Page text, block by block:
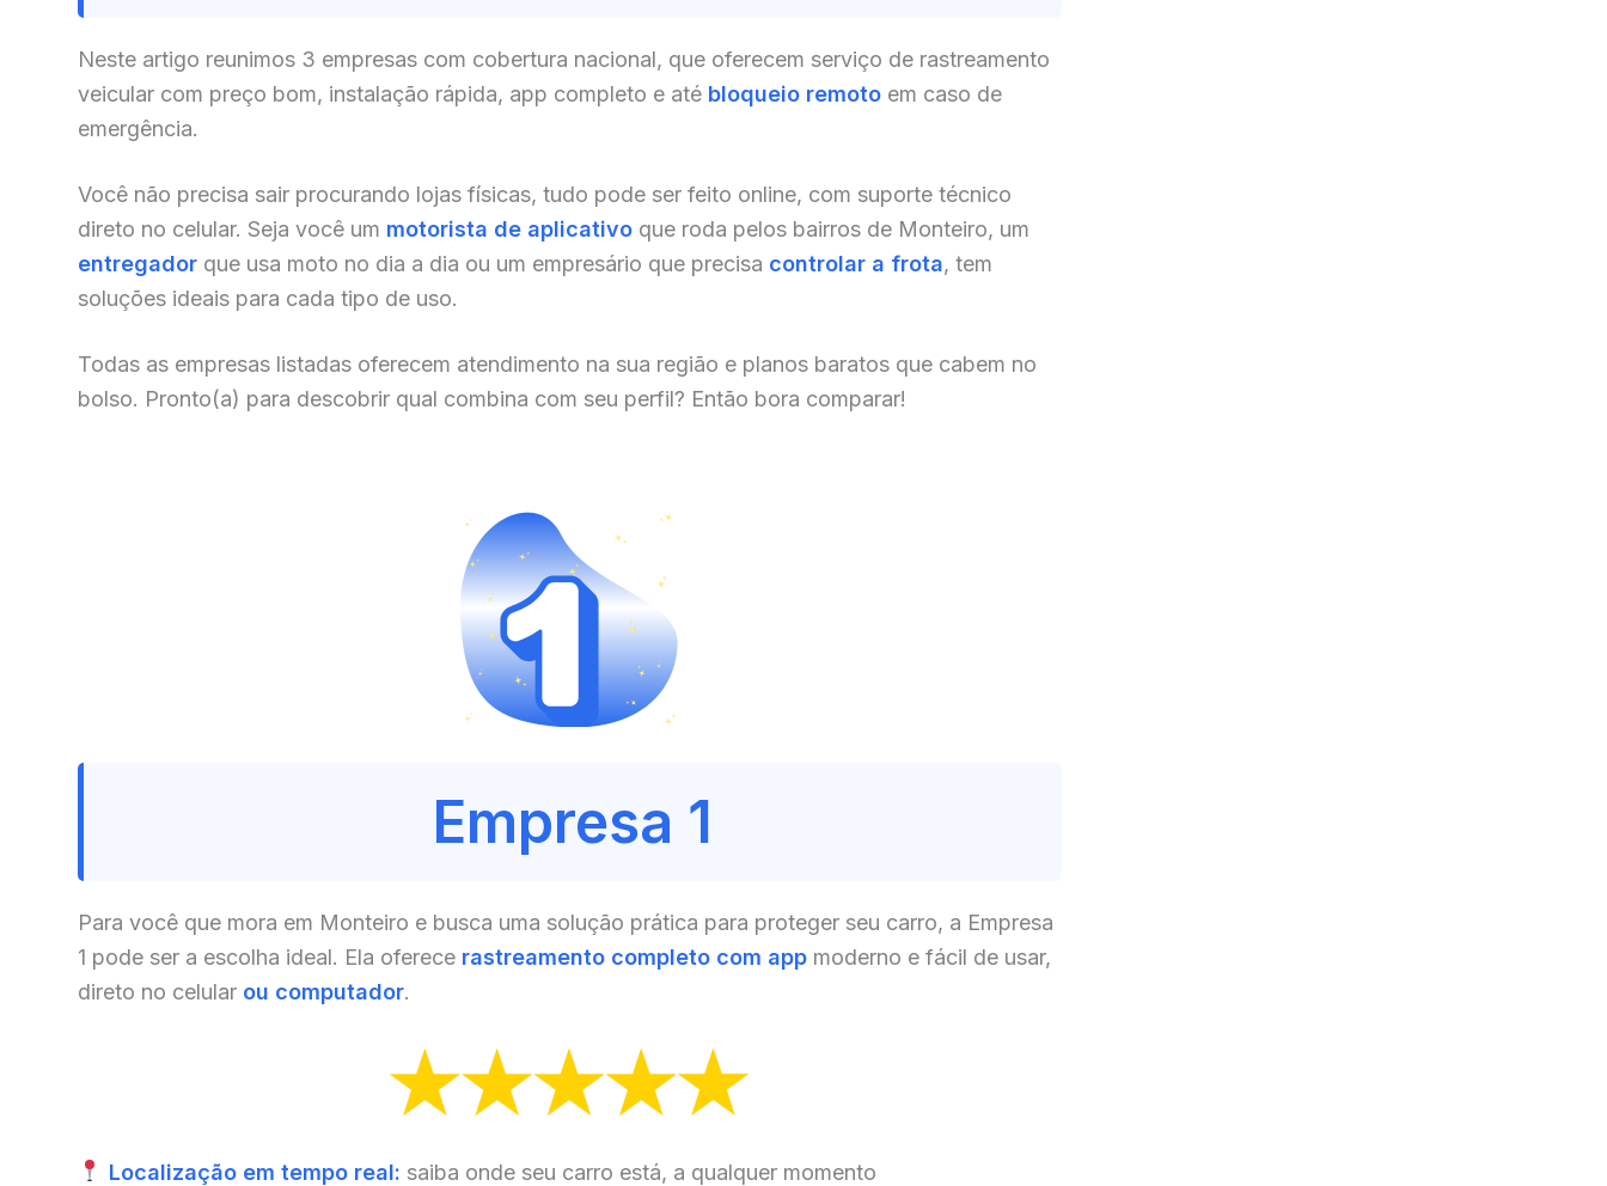
Neste artigo reunimos 3 empresas com cobertura nacional, que oferecem serviço de rastreamento
veicular com preço bom, instalação rápida, app completo e até bloqueio remoto em caso de
emergência.
Você não precisa sair procurando lojas físicas, tudo pode ser feito online, com suporte técnico
direto no celular. Seja você um motorista de aplicativo que roda pelos bairros de Monteiro, um
entregador que usa moto no dia a dia ou um empresário que precisa controlar a frota, tem
soluções ideais para cada tipo de uso.
Todas as empresas listadas oferecem atendimento na sua região e planos baratos que cabem no
bolso. Pronto(a) para descobrir qual combina com seu perfil? Então bora comparar!
Empresa 1
Para você que mora em Monteiro e busca uma solução prática para proteger seu carro, a Empresa
1 pode ser a escolha ideal. Ela oferece rastreamento completo com app moderno e fácil de usar,
direto no celular ou computador.
Localização em tempo real: saiba onde seu carro está, a qualquer momento